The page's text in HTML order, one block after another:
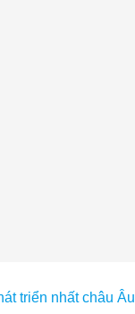
triển nhất châu Âu